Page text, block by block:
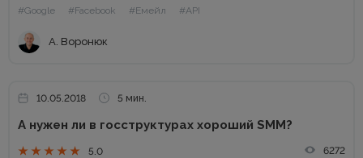
основатель и...
#Google #Facebook #Емейл #API
А. Воронюк
10.05.2018 5 мин.
А нужен ли в госструктурах хороший SMM?
5.0 6272